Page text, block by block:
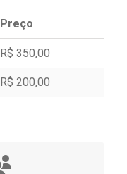
Preço
R$ 350,00
R$ 200,00